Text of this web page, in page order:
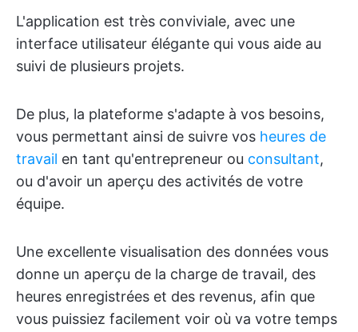
L'application est très conviviale, avec une
interface utilisateur élégante qui vous aide au
suivi de plusieurs projets.
De plus, la plateforme s'adapte à vos besoins,
vous permettant ainsi de suivre vos heures de
travail en tant qu'entrepreneur ou consultant,
ou d'avoir un aperçu des activités de votre
équipe.
Une excellente visualisation des données vous
donne un aperçu de la charge de travail, des
heures enregistrées et des revenus, afin que
vous puissiez facilement voir où va votre temps